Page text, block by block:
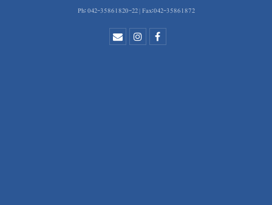
Ph: 042-35861820-22 | Fax:042-35861872